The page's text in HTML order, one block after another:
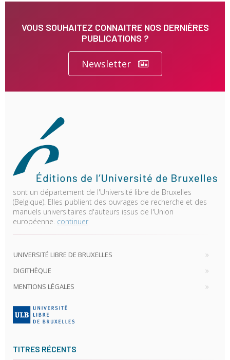
VOUS SOUHAITEZ CONNAITRE NOS DERNIÈRES
PUBLICATIONS ?
Newsletter
sont un département de l'Université libre de Bruxelles
(Belgique). Elles publient des ouvrages de recherche et des
manuels universitaires d'auteurs issus de l'Union
européenne. continuer
UNIVERSITÉ LIBRE DE BRUXELLES
DIGITHÈQUE
MENTIONS LÉGALES
TITRES RÉCENTS